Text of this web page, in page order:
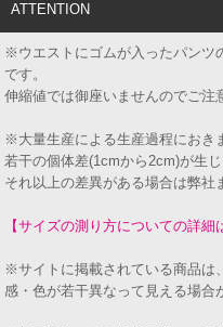
ATTENTION
※ウエストにゴムが入ったパンツ
です。
伸縮値では御座いませんのでご注
※大量生産による生産過程におき
若干の個体差(1cmから2cm)が生
それ以上の差異がある場合は弊社
【サイズの測り方についての詳細
※サイトに掲載されている商品は
感・色が若干異なって見える場合